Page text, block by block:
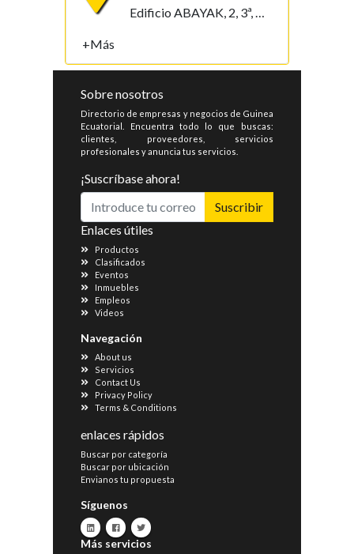
Edificio ABAYAK, 2, 3ª, Malabo 2. Bioko Norte Malabo, Bioko Norte , Guinea Ecuatorial
+Más
Sobre nosotros
Directorio de empresas y negocios de Guinea
Ecuatorial. Encuentra todo lo que buscas:
clientes, proveedores, servicios
profesionales y anuncia tus servicios.
¡Suscríbase ahora!
Suscribir
Enlaces útiles
Productos
Clasificados
Eventos
Inmuebles
Empleos
Videos
Navegación
About us
Servicios
Contact Us
Privacy Policy
Terms & Conditions
enlaces rápidos
Buscar por categoría
Buscar por ubicación
Envianos tu propuesta
Síguenos
Más servicios